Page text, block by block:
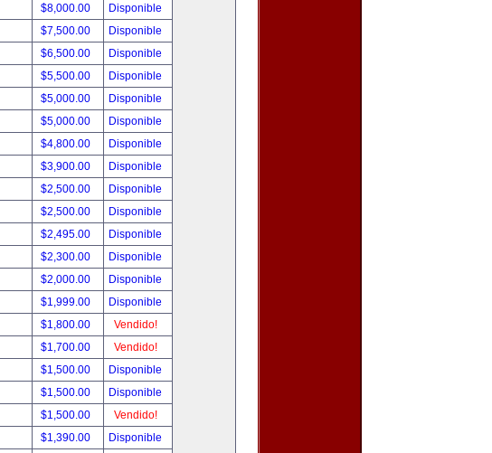
$8,000.00
Disponible
$7,500.00
Disponible
$6,500.00
Disponible
$5,500.00
Disponible
$5,000.00
Disponible
$5,000.00
Disponible
$4,800.00
Disponible
$3,900.00
Disponible
$2,500.00
Disponible
$2,500.00
Disponible
$2,495.00
Disponible
$2,300.00
Disponible
$2,000.00
Disponible
$1,999.00
Disponible
$1,800.00
Vendido!
$1,700.00
Vendido!
$1,500.00
Disponible
$1,500.00
Disponible
$1,500.00
Vendido!
$1,390.00
Disponible